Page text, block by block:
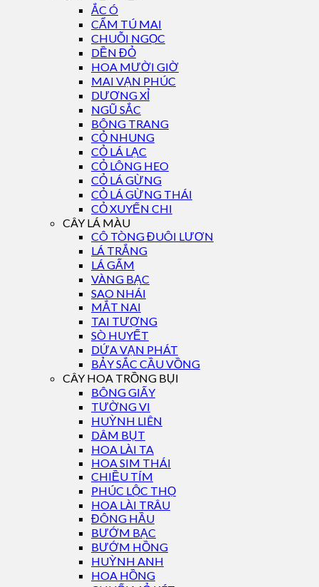
ẮC Ó
CẨM TÚ MAI
CHUỖI NGỌC
DỀN ĐỎ
HOA MƯỜI GIỜ
MAI VẠN PHÚC
DƯƠNG XỈ
NGŨ SẮC
BÔNG TRANG
CỎ NHUNG
CỎ LÁ LẠC
CỎ LÔNG HEO
CỎ LÁ GỪNG
CỎ LÁ GỪNG THÁI
CỎ XUYẾN CHI
CÂY LÁ MÀU
CÔ TÒNG ĐUÔI LƯƠN
LÁ TRẮNG
LÁ GẤM
VÀNG BẠC
SAO NHÁI
MẮT NAI
TAI TƯỢNG
SÒ HUYẾT
DỨA VẠN PHÁT
BẢY SẮC CẦU VỒNG
CÂY HOA TRỒNG BỤI
BÔNG GIẤY
TƯỜNG VI
HUỲNH LIÊN
DÂM BỤT
HOA LÀI TA
HOA SIM THÁI
CHIỀU TÍM
PHÚC LỘC THỌ
HOA LÀI TRÂU
ĐÔNG HẦU
BƯỚM BẠC
BƯỚM HỒNG
HUỲNH ANH
HOA HỒNG